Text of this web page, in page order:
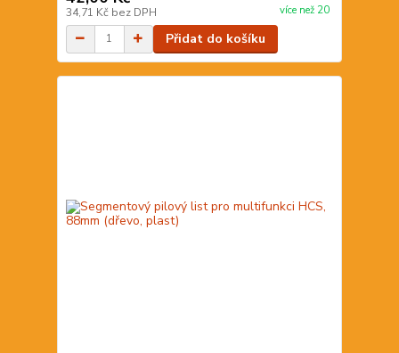
34,71 Kč bez DPH více než 20
Přidat do košíku